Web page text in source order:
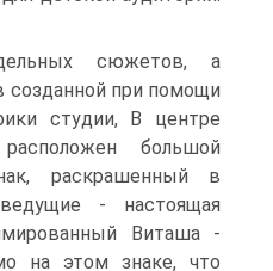
сюжетов, а
созданной при по­мощи
студии, В центре
большой
раскрашенный в
- настоящая
Виташа -
на этом знаке, что